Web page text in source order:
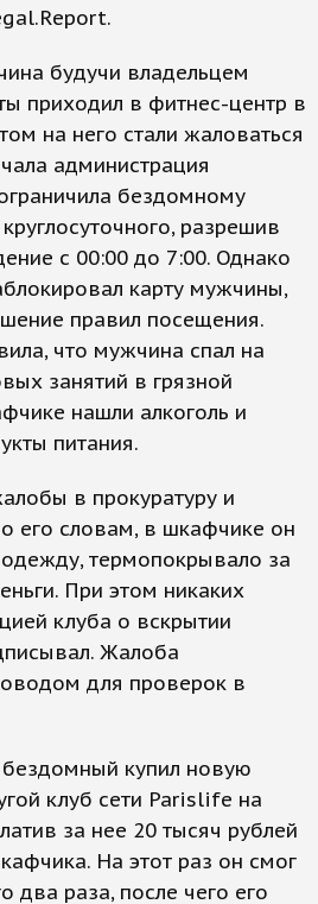
будучи владельцем
приходил в фитнес-центр в
на него стали жаловаться
администрация
бездомному
разрешив
с 00:00 до 7:00. Однако
карту мужчины,
правил посещения.
что мужчина спал на
занятий в грязной
нашли алкоголь и
питания.
в прокуратуру и
его словам, в шкафчике он
термопокрывало за
При этом никаких
клуба о вскрытии
Жалоба
для проверок в
купил новую
клуб сети Parislife на
за нее 20 тысяч рублей
На этот раз он смог
два раза, после чего его